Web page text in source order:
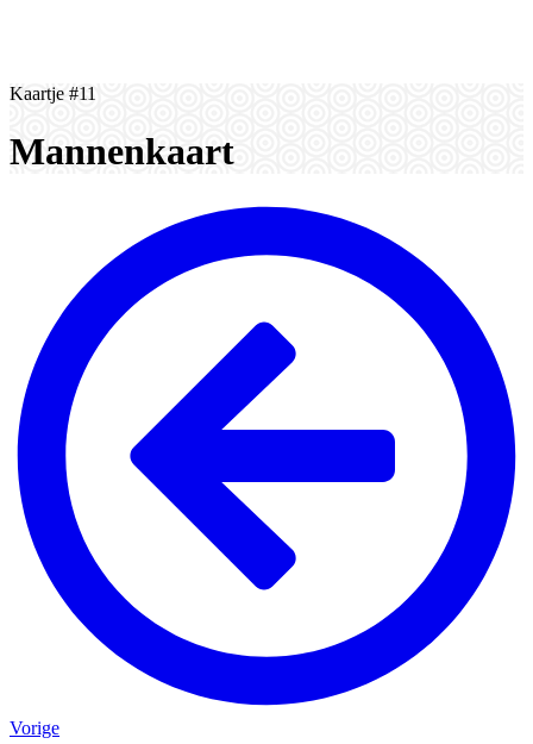
Kaartje #11
Mannenkaart
Vorige